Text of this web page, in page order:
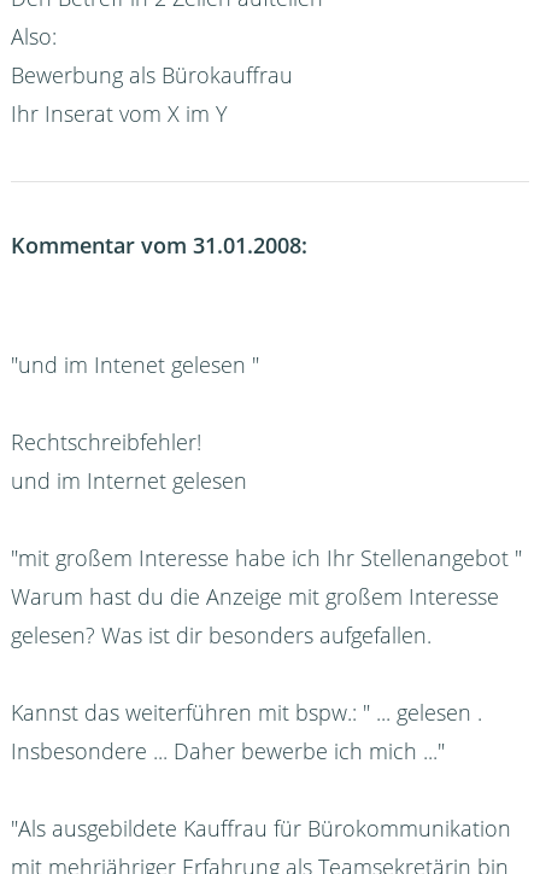
Also:
Bewerbung als Bürokauffrau
Ihr Inserat vom X im Y
Kommentar vom 31.01.2008:
"und im Intenet gelesen "
Rechtschreibfehler!
und im Internet gelesen
"mit großem Interesse habe ich Ihr Stellenangebot "
Warum hast du die Anzeige mit großem Interesse
gelesen? Was ist dir besonders aufgefallen.
Kannst das weiterführen mit bspw.: " ... gelesen .
Insbesondere ... Daher bewerbe ich mich ..."
"Als ausgebildete Kauffrau für Bürokommunikation
mit mehrjähriger Erfahrung als Teamsekretärin bin